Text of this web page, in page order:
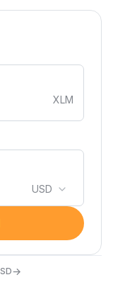
XLM
USD
→